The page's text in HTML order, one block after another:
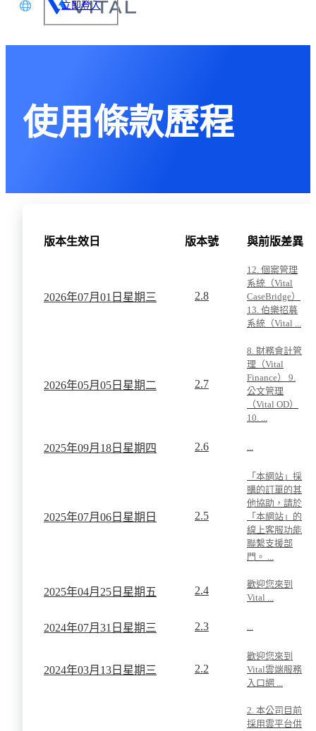
中文
立即登入
使用條款歷程
版本生效日 版本號 與前版差異
2026年07月 01日 星期三 2.8
12. 個案管理
系統（Vital
CaseBridge）
13. 伯樂招募
系統（Vital ...
2026年05月 05日 星期二 2.7
8. 財務會計管
理（Vital
Finance） 9.
公文管理
（Vital OD）
10. ...
2025年09月 18日 星期四 2.6 ...
2025年07月 06日 星期日 2.5
「本網站」採
購的訂單的其
他協助，請於
「本網站」的
線上客服功能
聯繫支援部
門。 ...
2025年04月 25日 星期五 2.4
歡迎您來到
Vital ...
2024年07月 31日 星期三 2.3 ...
2024年03月 13日 星期三 2.2
歡迎您來到
Vital雲端服務
入口網 ...
2. 本公司目前
採用雲平台供